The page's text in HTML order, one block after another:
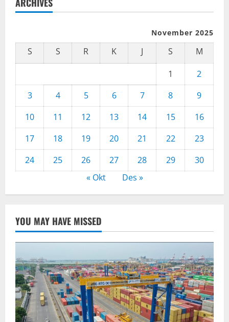
November 2025
S S R K J S
M
1
2
3
4 5 6 7 8
9
10
11 12 13 14 15
16
17
18 19 20 21 22
23
24
25 26 27 28 29
30
« Okt
Des »
YOU MAY HAVE MISSED